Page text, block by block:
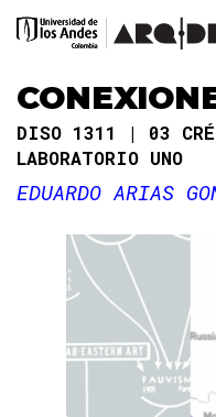
DISO 1311 03
LABORATORIO UNO
EDUARDO ARIAS